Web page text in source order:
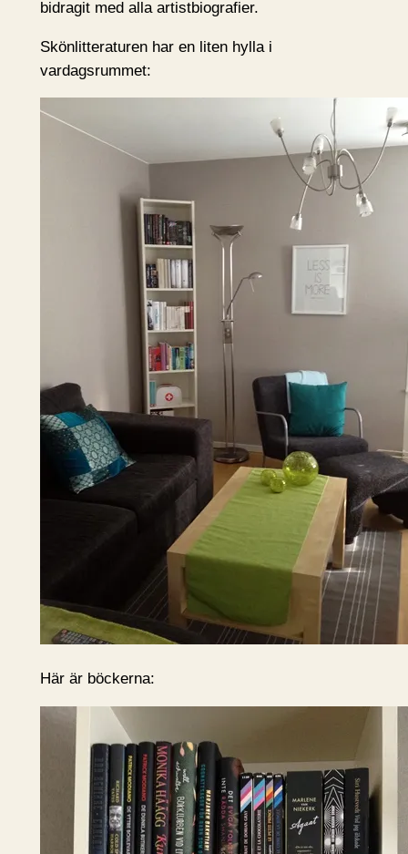
bidragit med alla artistbiografier.
Skönlitteraturen har en liten hylla i
vardagsrummet:
Här är böckerna: